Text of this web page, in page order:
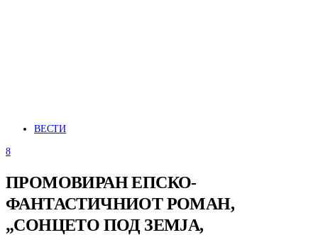
ВЕСТИ
8
ПРОМОВИРАН ЕПСКО-
ФАНТАСТИЧНИОТ РОМАН,
„СОНЦЕТО ПОД ЗЕМЈА,